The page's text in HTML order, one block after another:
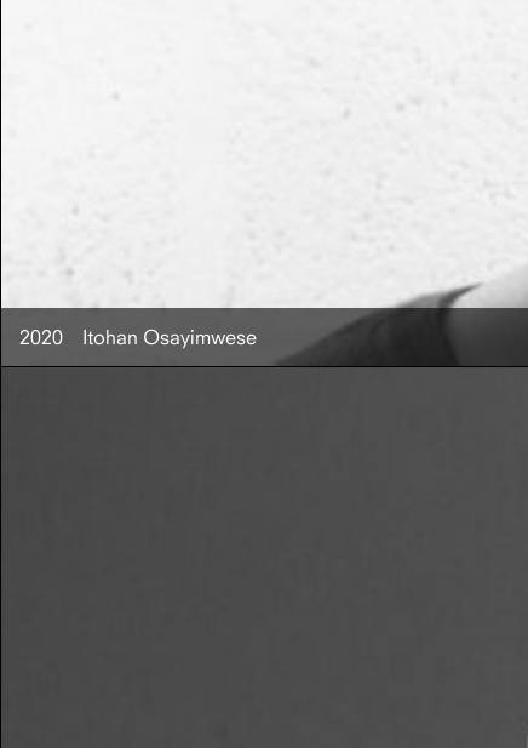
Itohan Osayimwese
2020